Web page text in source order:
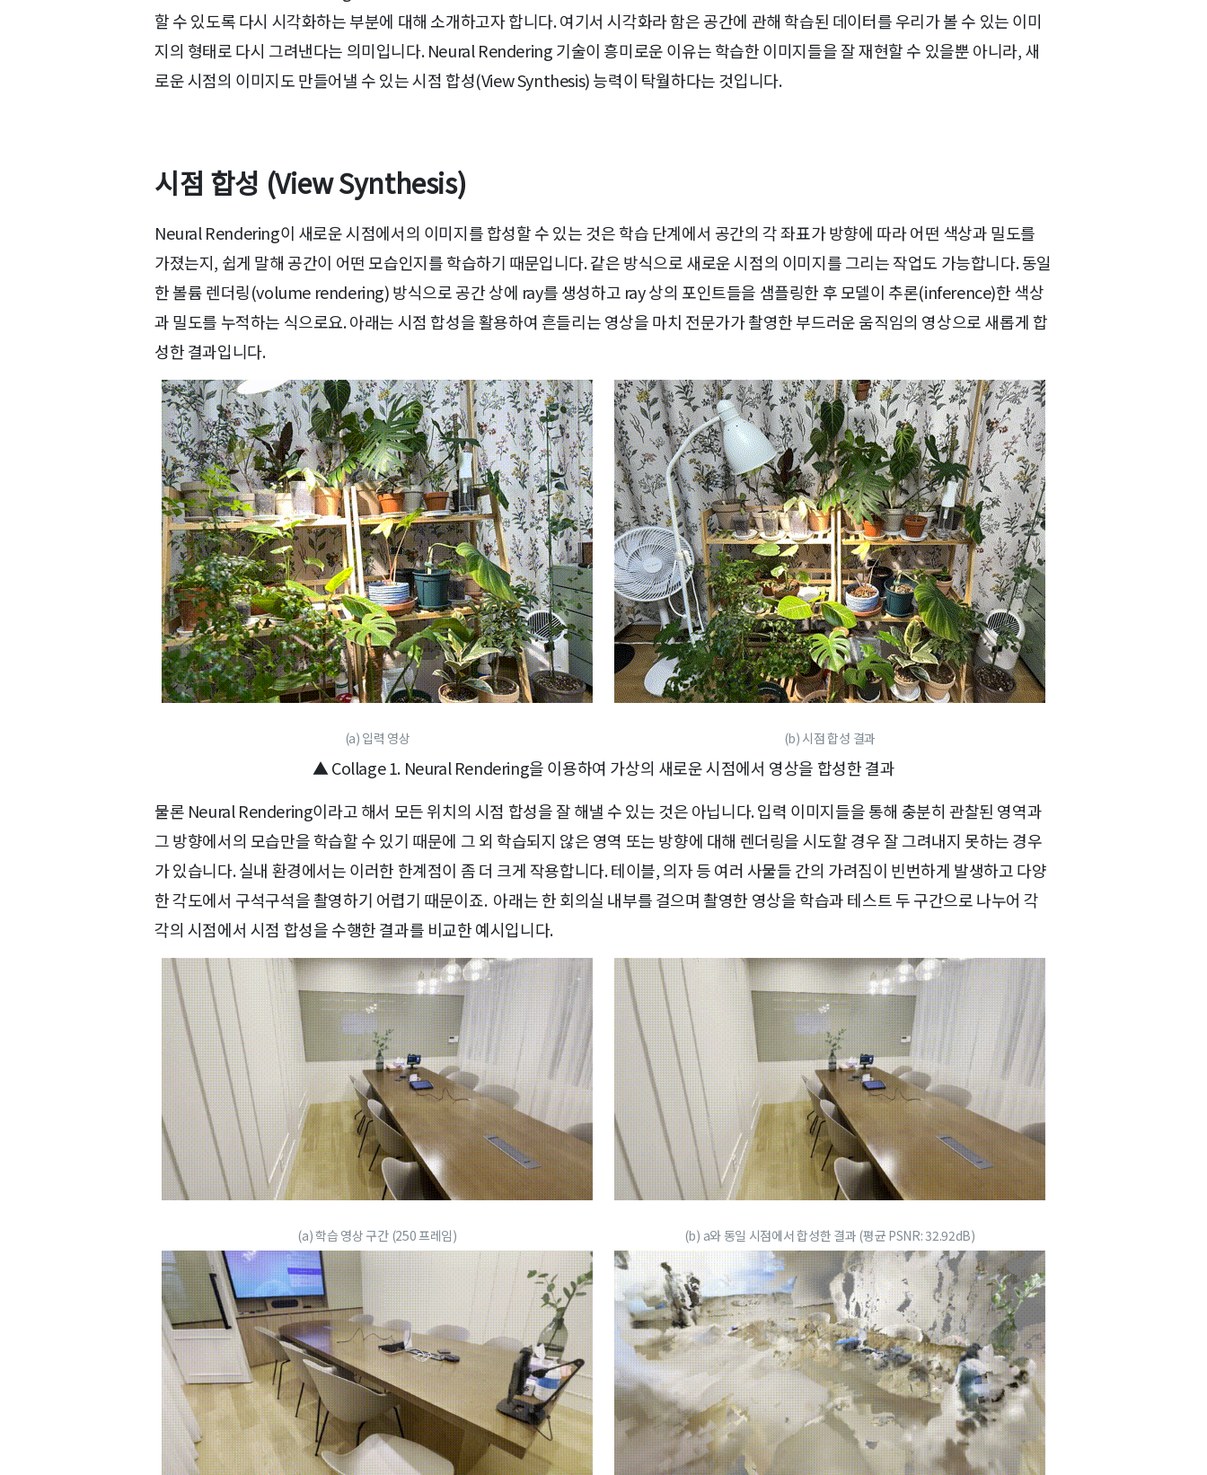
할 수 있도록 다시 시각화하는 부분에 대해 소개하고자 합니다. 여기서 시각화라 함은 공간에 관해 학습된 데이터를 우리가 볼 수 있는 이미
지의 형태로 다시 그려낸다는 의미입니다. Neural Rendering 기술이 흥미로운 이유는 학습한 이미지들을 잘 재현할 수 있을뿐 아니라, 새
로운 시점의 이미지도 만들어낼 수 있는 시점 합성(View Synthesis) 능력이 탁월하다는 것입니다.
시점 합성 (View Synthesis)
Neural Rendering이 새로운 시점에서의 이미지를 합성할 수 있는 것은 학습 단계에서 공간의 각 좌표가 방향에 따라 어떤 색상과 밀도를
가졌는지, 쉽게 말해 공간이 어떤 모습인지를 학습하기 때문입니다. 같은 방식으로 새로운 시점의 이미지를 그리는 작업도 가능합니다. 동일
한 볼륨 렌더링(volume rendering) 방식으로 공간 상에 ray를 생성하고 ray 상의 포인트들을 샘플링한 후 모델이 추론(inference)한 색상
과 밀도를 누적하는 식으로요. 아래는 시점 합성을 활용하여 흔들리는 영상을 마치 전문가가 촬영한 부드러운 움직임의 영상으로 새롭게 합
성한 결과입니다.
(a) 입력 영상 (b) 시점 합성 결과
▲ Collage 1. Neural Rendering을 이용하여 가상의 새로운 시점에서 영상을 합성한 결과
물론 Neural Rendering이라고 해서 모든 위치의 시점 합성을 잘 해낼 수 있는 것은 아닙니다. 입력 이미지들을 통해 충분히 관찰된 영역과
그 방향에서의 모습만을 학습할 수 있기 때문에 그 외 학습되지 않은 영역 또는 방향에 대해 렌더링을 시도할 경우 잘 그려내지 못하는 경우
가 있습니다. 실내 환경에서는 이러한 한계점이 좀 더 크게 작용합니다. 테이블, 의자 등 여러 사물들 간의 가려짐이 빈번하게 발생하고 다양
한 각도에서 구석구석을 촬영하기 어렵기 때문이죠. 아래는 한 회의실 내부를 걸으며 촬영한 영상을 학습과 테스트 두 구간으로 나누어 각
각의 시점에서 시점 합성을 수행한 결과를 비교한 예시입니다.
(a) 학습 영상 구간 (250 프레임) (b) a와 동일 시점에서 합성한 결과 (평균 PSNR: 32.92dB)